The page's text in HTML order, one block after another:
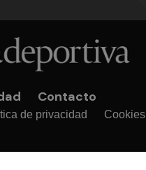
Contacto
de privacidad Cookies